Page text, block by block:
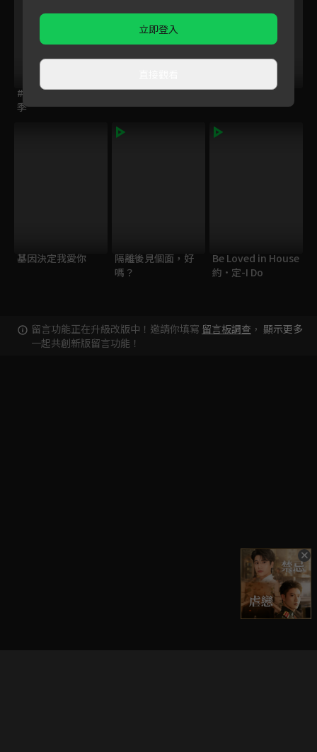
#居酒屋新幹線 第二
季
潛進藍色星球 話神傳
基因決定我愛你
隔離後見個面，好
嗎？
Be Loved in House
約·定-I Do
留言功能正在升級改版中！邀請你填寫 留言板調查 ，
一起共創新版留言功能！
顯示更多
立即登入